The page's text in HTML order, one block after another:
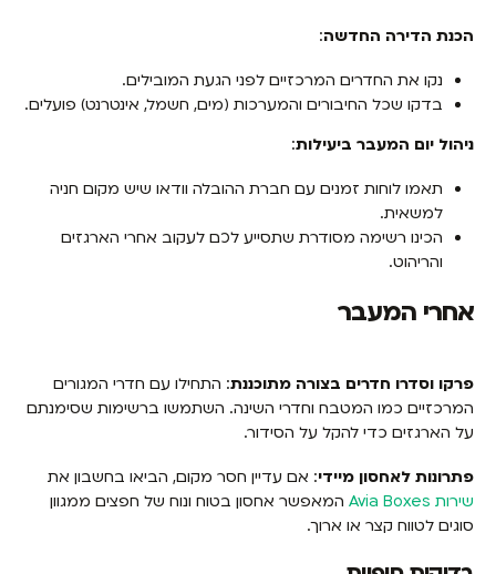
הכנת הדירה החדשה:
נקו את החדרים המרכזיים לפני הגעת המובילים.
בדקו שכל החיבורים והמערכות (מים, חשמל, אינטרנט) פועלים.
ניהול יום המעבר ביעילות:
תאמו לוחות זמנים עם חברת ההובלה וודאו שיש מקום חניה
למשאית.
הכינו רשימה מסודרת שתסייע לכם לעקוב אחרי הארגזים
והריהוט.
אחרי המעבר
פרקו וסדרו חדרים בצורה מתוכננת: התחילו עם חדרי המגורים
המרכזיים כמו המטבח וחדרי השינה. השתמשו ברשימות שסימנתם
על הארגזים כדי להקל על הסידור.
פתרונות לאחסון מיידי: אם עדיין חסר מקום, הביאו בחשבון את
שירות Avia Boxes
המאפשר אחסון בטוח ונוח של חפצים ממגוון
סוגים לטווח קצר או ארוך.